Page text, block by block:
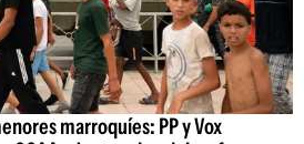
marroquíes: PP y Vox